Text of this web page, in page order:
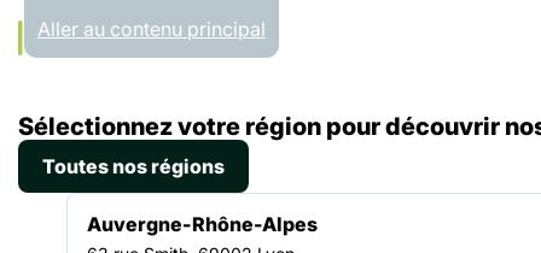
Panneau de gestion des cookies
Aller au contenu principal
Accueil Liste des ressources Rapport d’activité FAS HDF 2021
RAPPORT D'ACTIVITÉS|23.06.2022
Sélectionnez votre région pour découvrir
Toutes nos régions
Auvergne-Rhône-Alpes